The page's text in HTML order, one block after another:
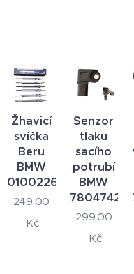
Žhavicí
svíčka
Beru
BMW
0100226040
249,00
Kč
Senzor
tlaku
sacího
potrubí
BMW
7804742
299,00
Kč